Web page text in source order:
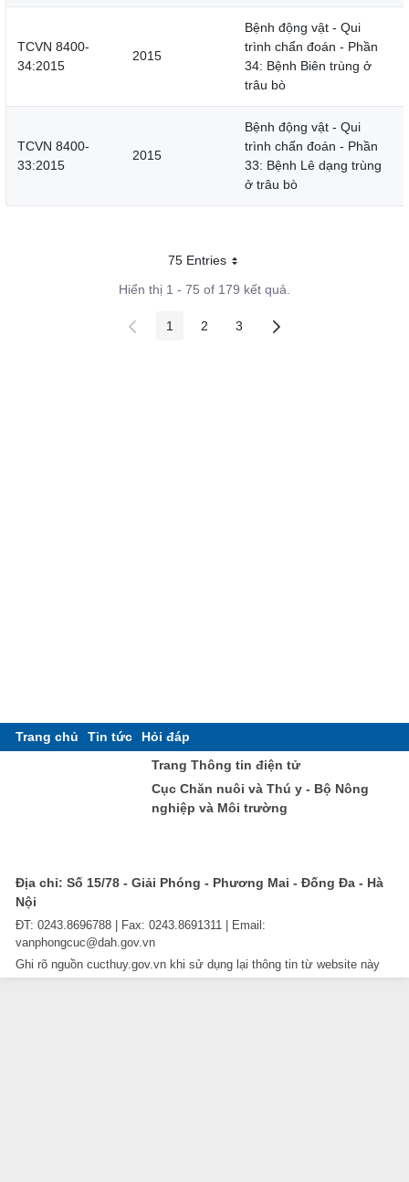
TCVN 8400-
34:2015
2015
Bệnh động vật - Qui
trình chẩn đoán - Phần
34: Bệnh Biên trùng ở
trâu bò
TCVN 8400-
33:2015
2015
Bệnh động vật - Qui
trình chẩn đoán - Phần
33: Bệnh Lê dạng trùng
ở trâu bò
75 EntriesMỗi trang
Hiển thị 1 - 75 of 179 kết quả.
Các trang trên cổng
1 Các trang trên cổng
2 Các trang trên cổng
3
Trang chủ Tin tức
Hỏi đáp
Trang Thông tin điện tử
Cục Chăn nuôi và Thú y - Bộ Nông
nghiệp và Môi trường
Địa chỉ: Số 15/78 - Giải Phóng - Phương Mai - Đống Đa - Hà
Nội
ĐT: 0243.8696788 | Fax: 0243.8691311 | Email:
vanphongcuc@dah.gov.vn
Ghi rõ nguồn cucthuy.gov.vn khi sử dụng lại thông tin từ website này